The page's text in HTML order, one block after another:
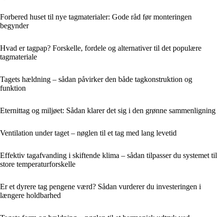
Forbered huset til nye tagmaterialer: Gode råd før monteringen
begynder
Hvad er tagpap? Forskelle, fordele og alternativer til det populære
tagmateriale
Tagets hældning – sådan påvirker den både tagkonstruktion og
funktion
Eternittag og miljøet: Sådan klarer det sig i den grønne sammenligning
Ventilation under taget – nøglen til et tag med lang levetid
Effektiv tagafvanding i skiftende klima – sådan tilpasser du systemet til
store temperaturforskelle
Er et dyrere tag pengene værd? Sådan vurderer du investeringen i
længere holdbarhed